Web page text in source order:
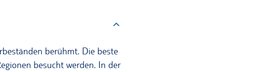
berühmt. Die beste
besucht werden. In der